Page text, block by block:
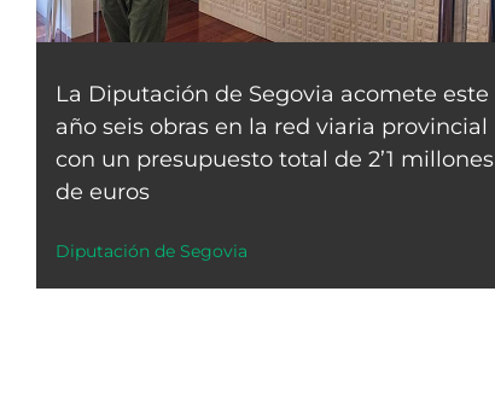
La Diputación de Segovia acomete este
año seis obras en la red viaria provincial
con un presupuesto total de 2’1 millones
de euros
Diputación de Segovia